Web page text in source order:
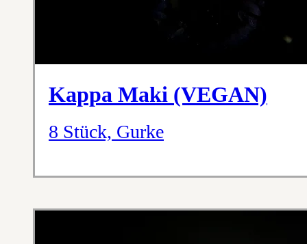
Kappa Maki (VEGAN)
8 Stück, Gurke